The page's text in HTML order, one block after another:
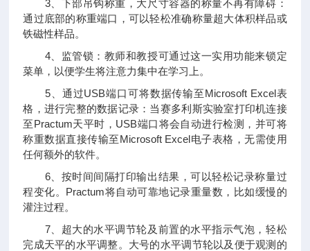
3、下部吊钩称重，大尺寸容器的称量不再有障碍：
通过底部的称重端口，可以轻松准确称量超大体积样品或
铁磁性样品。
4、监管锁：教师和教授可通过这一实用功能来锁定
菜单，以便学生将注意力集中在学习上。
5、通过USB端口可将数据传输至Microsoft Excel表
格，进行完整的数据记录：当赛多利斯实验室打印机连接
至Practum天平时，USB端口将会自动进行检测，并可将
称重数据直接传输至Microsoft Excel电子表格，无需使用
任何额外的软件。
6、按时间间隔打印输出结果，可以轻松记录称量过
程变化。Practum将自动可靠地记录重量数，比如缓慢的
灌注过程。
7、超大的水平调节轮及前置的水平指示气泡，轻松
完成天平的水平调整。大号的水平调节轮以及便于观测的